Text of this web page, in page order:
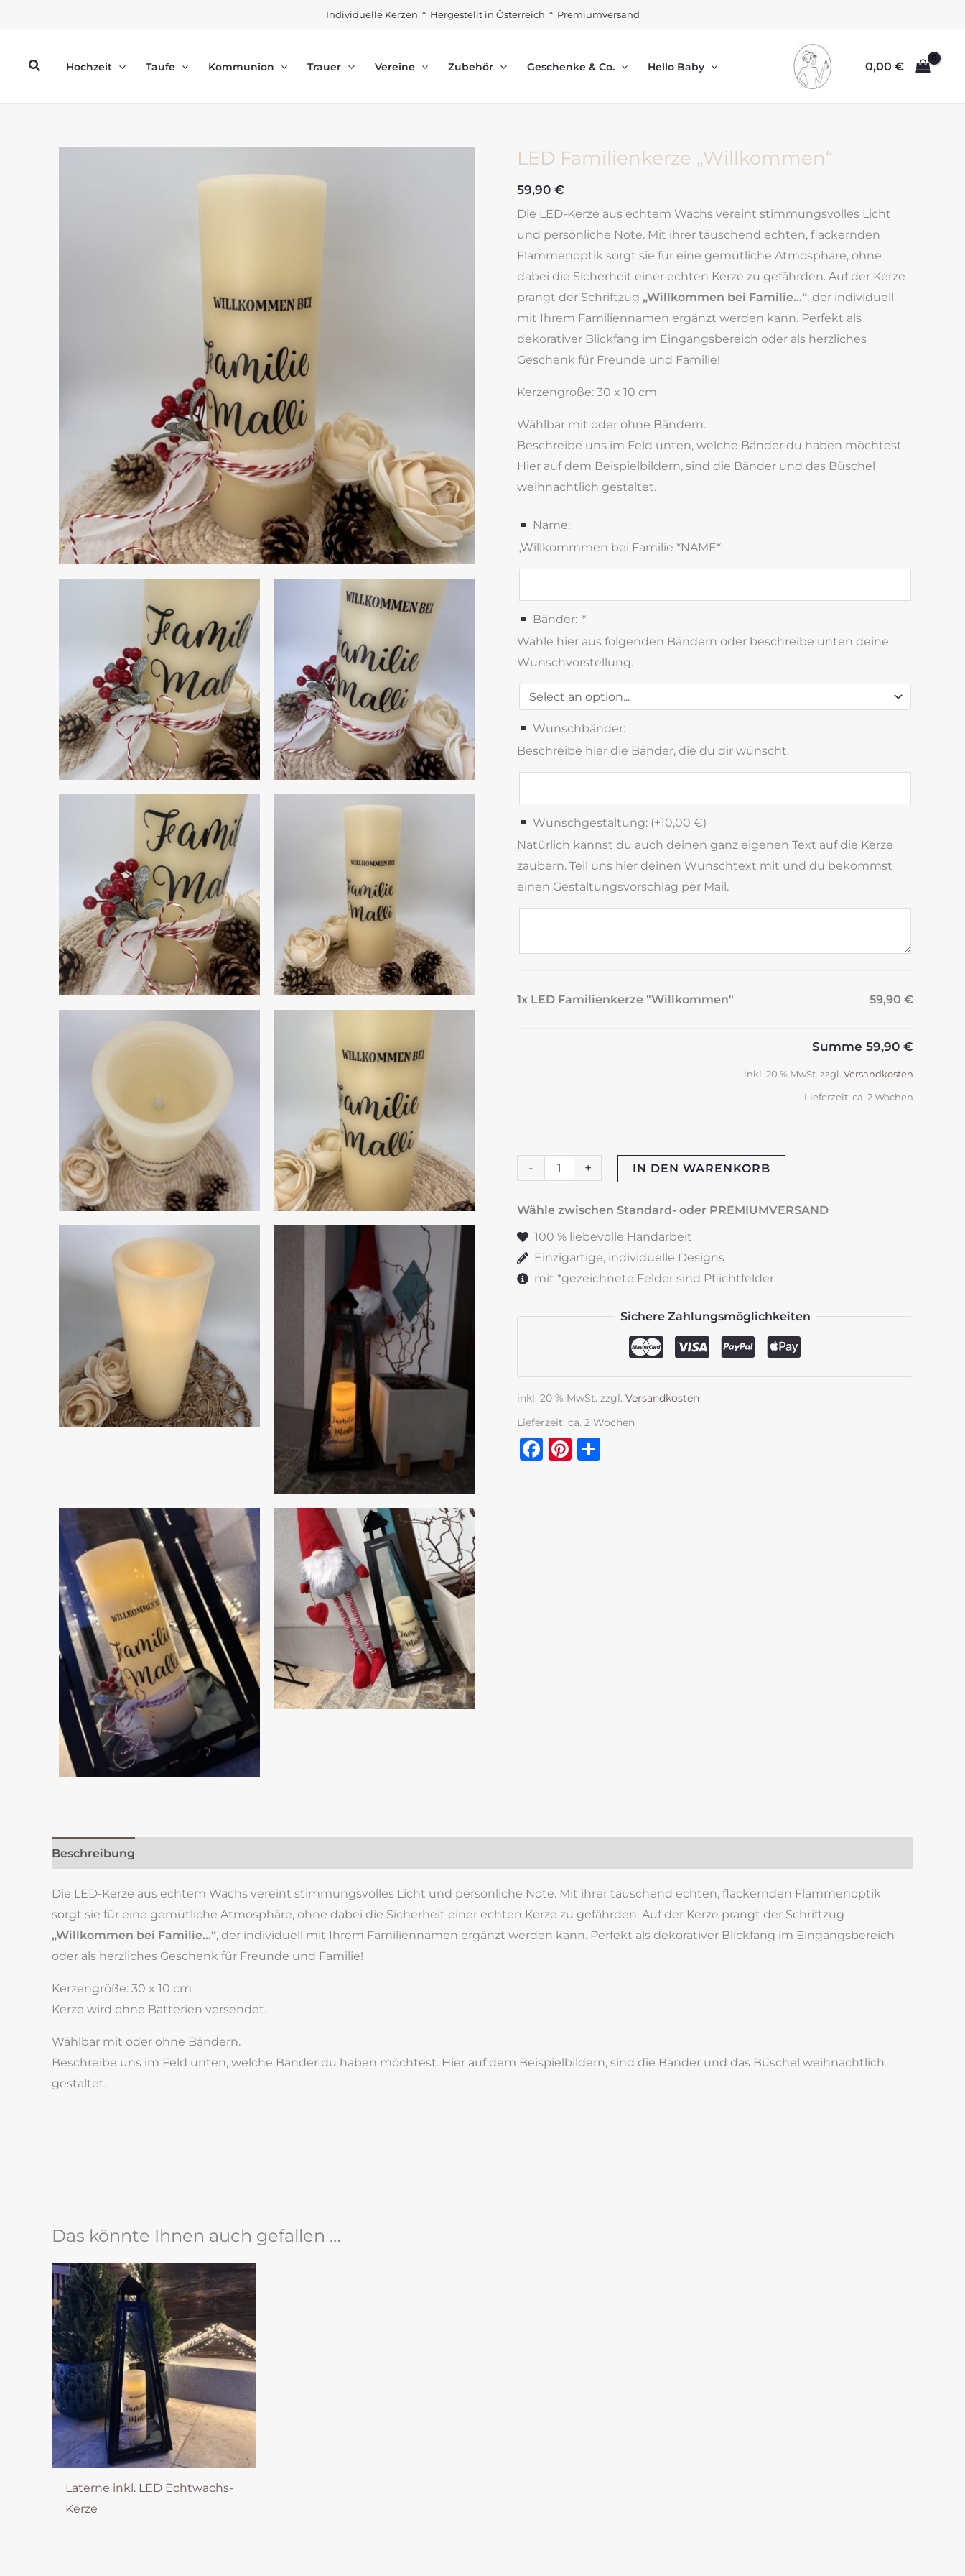
Individuelle Kerzen * Hergestellt in Österreich * Premiumversand
SuchenHochzeit Taufe Kommunion Trauer Vereine Zubehör Geschenke & Co. Hello Baby 0,00 €
LED Familienkerze „Willkommen“
59,90 €
Die LED-Kerze aus echtem Wachs vereint stimmungsvolles Licht
und persönliche Note. Mit ihrer täuschend echten, flackernden
Flammenoptik sorgt sie für eine gemütliche Atmosphäre, ohne
dabei die Sicherheit einer echten Kerze zu gefährden. Auf der Kerze
prangt der Schriftzug „Willkommen bei Familie…“, der individuell
mit Ihrem Familiennamen ergänzt werden kann. Perfekt als
dekorativer Blickfang im Eingangsbereich oder als herzliches
Geschenk für Freunde und Familie!
Kerzengröße: 30 x 10 cm
Wählbar mit oder ohne Bändern.
Beschreibe uns im Feld unten, welche Bänder du haben möchtest.
Hier auf dem Beispielbildern, sind die Bänder und das Büschel
weihnachtlich gestaltet.
Name:
„Willkommmen bei Familie *NAME*
Bänder: *
Wähle hier aus folgenden Bändern oder beschreibe unten deine
Wunschvorstellung.
Wunschbänder:
Beschreibe hier die Bänder, die du dir wünscht.
Wunschgestaltung: (+10,00€)
Natürlich kannst du auch deinen ganz eigenen Text auf die Kerze
zaubern. Teil uns hier deinen Wunschtext mit und du bekommst
einen Gestaltungsvorschlag per Mail.
1x LED Familienkerze "Willkommen" 59,90 €
Summe 59,90 €
inkl. 20 % MwSt. zzgl. Versandkosten
Lieferzeit: ca. 2 Wochen
-
LED
"Willkommen"
+ IN DEN WARENKORB
Wähle zwischen Standard- oder PREMIUMVERSAND
100 % liebevolle Handarbeit
Einzigartige, individuelle Designs
mit *gezeichnete Felder sind Pflichtfelder
Sichere Zahlungsmöglichkeiten
inkl. 20 % MwSt. zzgl. Versandkosten
Lieferzeit: ca. 2 Wochen
Facebook
Pinterest
Beschreibung
Die LED-Kerze aus echtem Wachs vereint stimmungsvolles Licht und persönliche Note. Mit ihrer täuschend echten, flackernden Flammenoptik
sorgt sie für eine gemütliche Atmosphäre, ohne dabei die Sicherheit einer echten Kerze zu gefährden. Auf der Kerze prangt der Schriftzug
„Willkommen bei Familie…“, der individuell mit Ihrem Familiennamen ergänzt werden kann. Perfekt als dekorativer Blickfang im Eingangsbereich
oder als herzliches Geschenk für Freunde und Familie!
Kerzengröße: 30 x 10 cm
Kerze wird ohne Batterien versendet.
Wählbar mit oder ohne Bändern.
Beschreibe uns im Feld unten, welche Bänder du haben möchtest. Hier auf dem Beispielbildern, sind die Bänder und das Büschel weihnachtlich
gestaltet.
Das könnte Ihnen auch gefallen …
Laterne inkl. LED Echtwachs-
Kerze